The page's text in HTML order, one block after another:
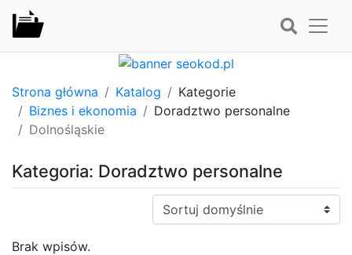
Strona główna Katalog
Kategorie
Biznes i ekonomia
Doradztwo personalne
Dolnośląskie
Kategoria: Doradztwo personalne
Sortuj:
Brak wpisów.